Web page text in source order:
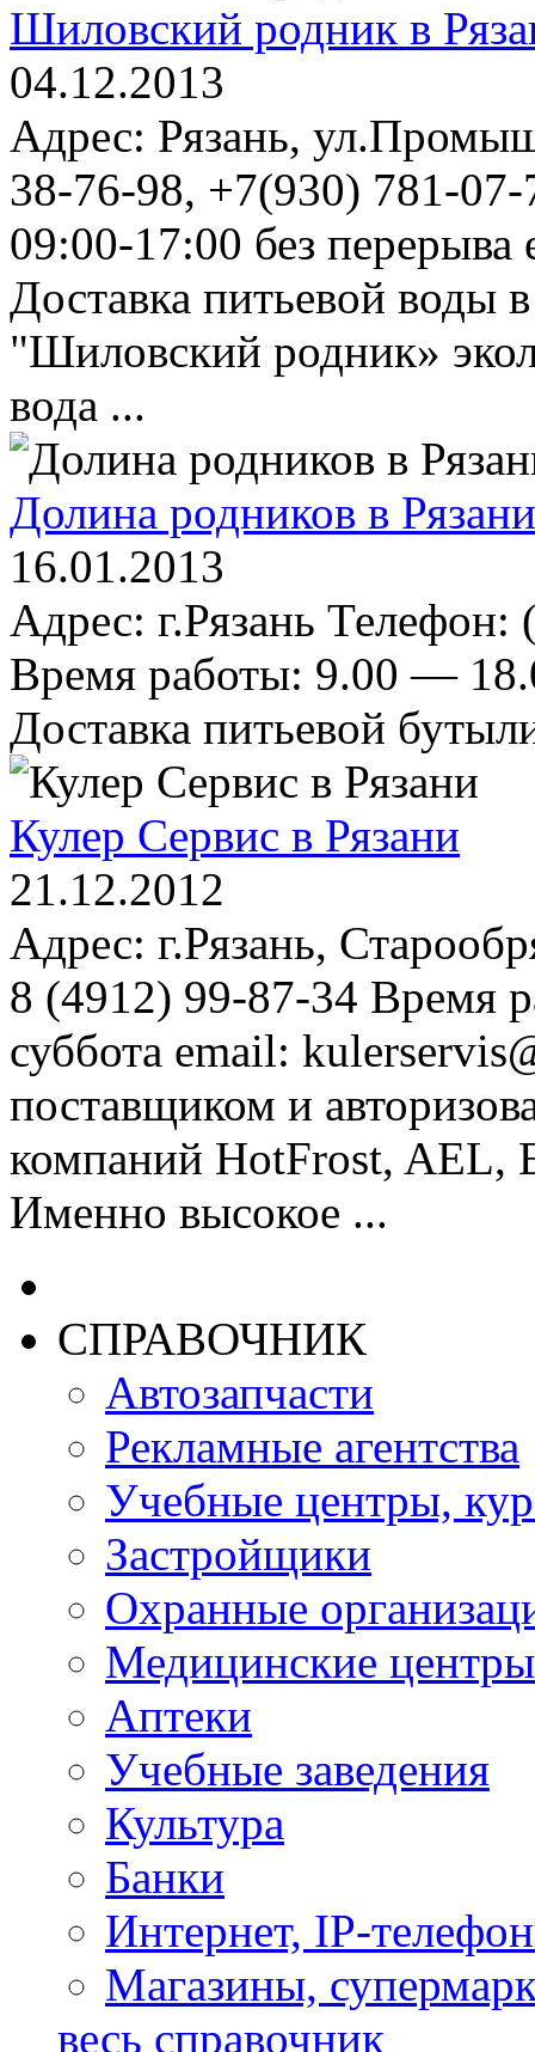
Шиловский родник в
04.12.2013
Адрес: Рязань,
38-76-98, +7(930) 781-
09:00-17:00 без
Доставка питьевой воды
"Шиловский родник»
вода ...
Долина родников в Рязани
16.01.2013
Адрес: г.Рязань
Время работы: 9.00 —
Доставка питьевой
Кулер Сервис в Рязани
21.12.2012
Адрес: г.Рязань,
8 (4912) 99-87-34 Время
суббота email:
поставщиком и
компаний HotFrost, AEL,
Именно высокое ...
СПРАВОЧНИК
Автозапчасти
Рекламные агентства
Учебные центры,
Застройщики
Охранные
Медицинские центры
Аптеки
Учебные заведения
Культура
Банки
Интернет, IP-
Магазины,
весь справочник